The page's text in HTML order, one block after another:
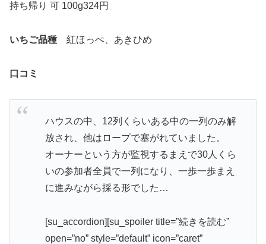
持ち帰り 可 100g324円
いちご品種 紅ほっぺ、あきひめ
口コミ
ハウスの中、12列くらいある中の一列のみ解
放され、他はロープで塞がれていました。
オーナーという方が監視するまえで30人くら
いの参加者全員で一列になり、一歩一歩まえ
に進みながら採る形でした…
[su_accordion][su_spoiler title=”続きを読む”
open=”no” style=”default” icon=”caret”